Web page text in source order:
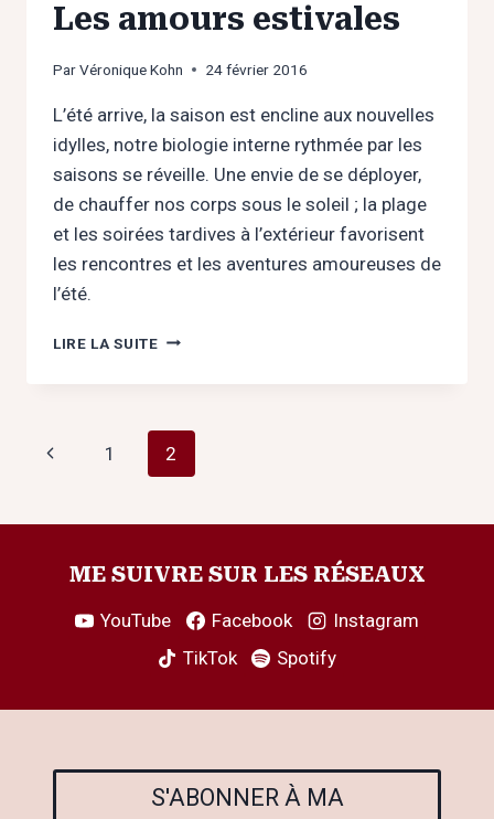
Les amours estivales
ParVéronique Kohn 24 février 2016
L’été arrive, la saison est encline aux nouvelles
idylles, notre biologie interne rythmée par les
saisons se réveille. Une envie de se déployer,
de chauffer nos corps sous le soleil ; la plage
et les soirées tardives à l’extérieur favorisent
les rencontres et les aventures amoureuses de
l’été.
LIRE LA SUITELES
Navigation
Page
1 2
ME SUIVRE SUR LES RÉSEAUX
YouTube Facebook
Instagram
TikTok
Spotify
S'ABONNER À MA